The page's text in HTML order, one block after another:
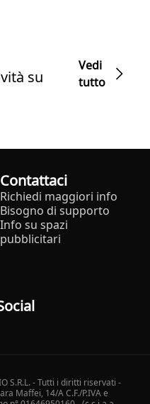
su
Vedi
tutto
Contattaci
Richiedi maggiori info
Bisogno di supporto
Info su spazi
pubblicitari
S.R.L. - Tutti i diritti riservati -
Maffei, 14/A C.F./P.IVA e